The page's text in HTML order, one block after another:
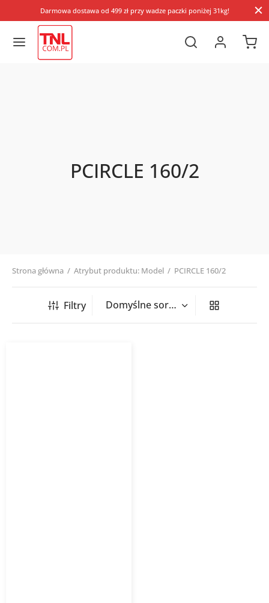
Darmowa dostawa od 499 zł przy wadze paczki poniżej 31kg!
PCIRCLE 160/2
Strona główna / Atrybut produktu: Model / PCIRCLE 160/2
Filtry